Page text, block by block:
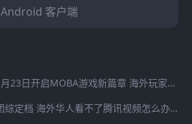
Android 客户端
《决胜巅峰》国服定档1月23日开启MOBA游戏新篇章 海外玩家登录国服游戏延迟高怎么办？
王鹤棣《大奉打更人》团综定档 海外华人看不了腾讯视频怎么办？